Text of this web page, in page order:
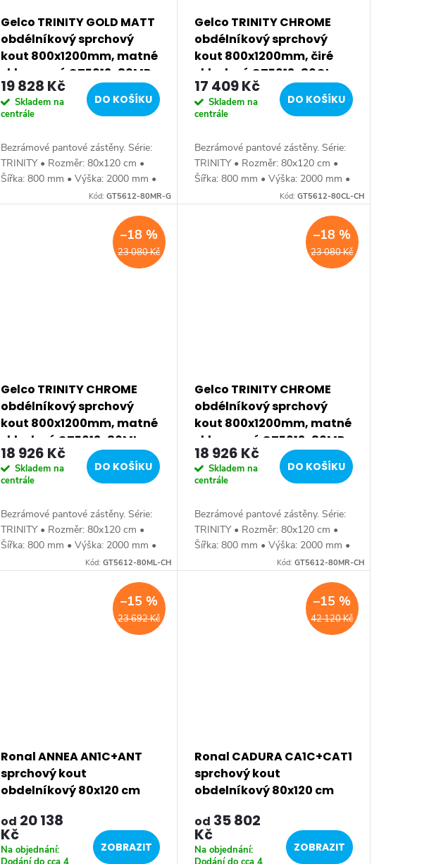
Gelco TRINITY GOLD MATT
obdélníkový sprchový
kout 800x1200mm, matné
sklo, pravé GT5612-80MR-
G
19 828 Kč
Skladem na
centrále
DO KOŠÍKU
Bezrámové pantové zástěny. Série:
TRINITY • Rozměr: 80x120 cm •
Šířka: 800 mm • Výška: 2000 mm •
Hloubka: 1200 mm • Tloušťka: skla
Kód: GT5612-80MR-G
Gelco TRINITY CHROME
obdélníkový sprchový
kout 800x1200mm, čiré
sklo, levé GT5612-80CL-
CH
17 409 Kč
Skladem na
centrále
DO KOŠÍKU
Bezrámové pantové zástěny. Série:
TRINITY • Rozměr: 80x120 cm •
Šířka: 800 mm • Výška: 2000 mm •
Hloubka: 1200 mm • Tloušťka: skla
Kód: GT5612-80CL-CH
23 080 Kč
–18 %
Gelco TRINITY CHROME
obdélníkový sprchový
kout 800x1200mm, matné
sklo, levé GT5612-80ML-
CH
18 926 Kč
Skladem na
centrále
DO KOŠÍKU
Bezrámové pantové zástěny. Série:
TRINITY • Rozměr: 80x120 cm •
Šířka: 800 mm • Výška: 2000 mm •
Hloubka: 1200 mm • Tloušťka: skla
Kód: GT5612-80ML-CH
23 080 Kč
–18 %
Gelco TRINITY CHROME
obdélníkový sprchový
kout 800x1200mm, matné
sklo, pravé GT5612-80MR-
CH
18 926 Kč
Skladem na
centrále
DO KOŠÍKU
Bezrámové pantové zástěny. Série:
TRINITY • Rozměr: 80x120 cm •
Šířka: 800 mm • Výška: 2000 mm •
Hloubka: 1200 mm • Tloušťka: skla
Kód: GT5612-80MR-CH
23 692 Kč
–15 %
Ronal ANNEA AN1C+ANT
sprchový kout
obdelníkový 80x120 cm
od 20 138
Kč
Na objednání:
ZOBRAZIT
42 120 Kč
–15 %
Ronal CADURA CA1C+CAT1
sprchový kout
obdelníkový 80x120 cm
od 35 802
Kč
Na objednání:
ZOBRAZIT